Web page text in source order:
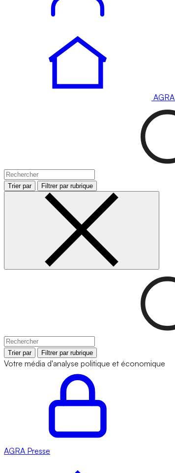
AGRA
Trier par Filtrer par rubrique
Trier par Filtrer par rubrique
Votre média d'analyse politique et économique
AGRA Presse